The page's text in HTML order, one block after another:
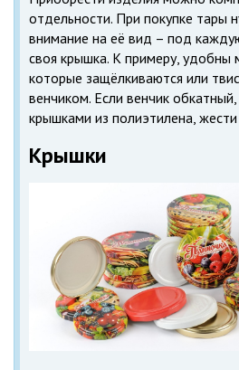
отдельности. При покупке тары
внимание на её вид – под
своя крышка. К примеру, удобны
которые защёлкиваются или
венчиком. Если венчик
крышками из полиэтилена, жести
Крышки